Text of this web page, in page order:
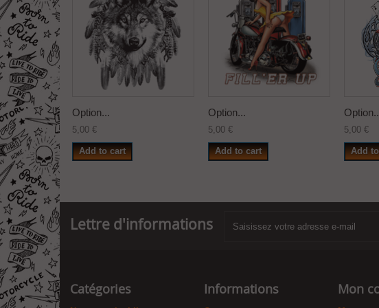
Option...
5,00 €
Add to cart
Option...
5,00 €
Add to cart
5,00 €
Add
Lettre d'informations
Catégories Informations Mon